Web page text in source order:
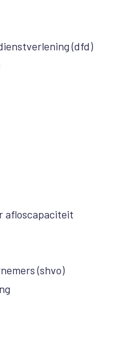
(dfd)
afloscapaciteit
(shvo)